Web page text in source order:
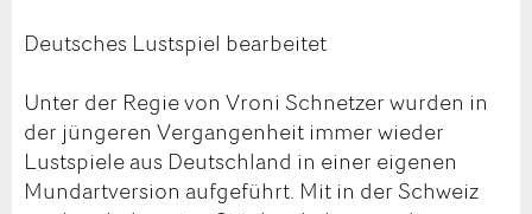
Deutsches Lustspiel bearbeitet
Unter der Regie von Vroni Schnetzer wurden in
der jüngeren Vergangenheit immer wieder
Lustspiele aus Deutschland in einer eigenen
Mundartversion aufgeführt. Mit in der Schweiz